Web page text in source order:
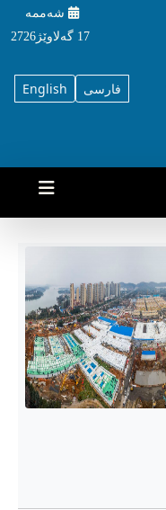
شه‌ممه‌
17 گه‌لاوێژ2726
English فارسی